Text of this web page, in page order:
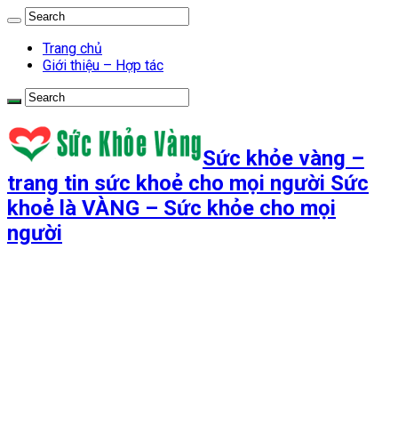
Trang chủ
Giới thiệu – Hợp tác
Sức khỏe vàng –
trang tin sức khoẻ cho mọi người Sức
khoẻ là VÀNG – Sức khỏe cho mọi
người